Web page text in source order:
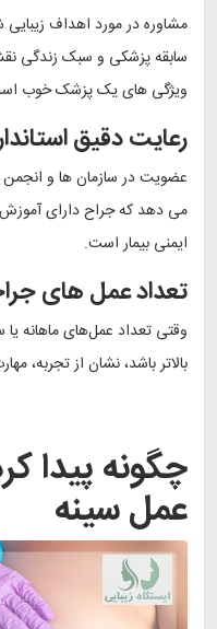
مشاوره در مورد اهداف زیبایی
سابقه پزشکی و سبک زندگی
ویژگی های یک پزشک خوب
رعایت دقیق
عضویت در سازمان ها و
می دهد که جراح دارای
ایمنی بیمار است.
تعداد عمل های
وقتی تعداد عمل‌های ماهانه
بالاتر باشد، نشان از تجربه،
چگونه پیدا
عمل سینه